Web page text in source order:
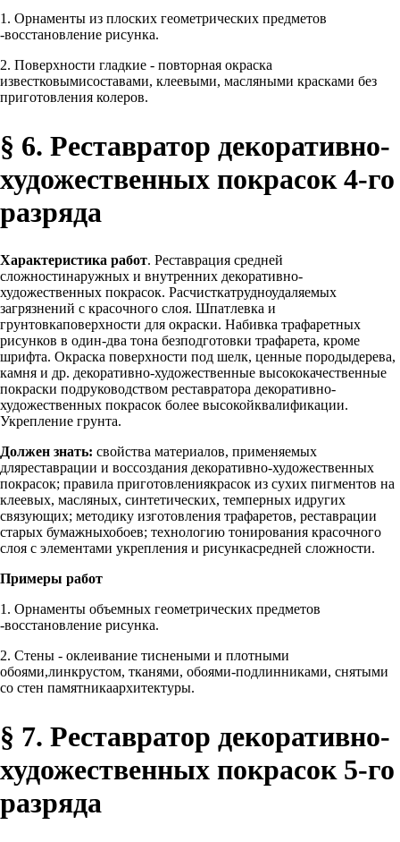
1. Орнаменты из плоских геометрических предметов
-восстановление рисунка.
2. Поверхности гладкие - повторная окраска
известковымисоставами, клеевыми, масляными красками без
приготовления колеров.
§ 6. Реставратор декоративно-
художественных покрасок 4-го
разряда
Характеристика работ. Реставрация средней
сложностинаружных и внутренних декоративно-
художественных покрасок. Расчисткатрудноудаляемых
загрязнений с красочного слоя. Шпатлевка и
грунтовкаповерхности для окраски. Набивка трафаретных
рисунков в один-два тона безподготовки трафарета, кроме
шрифта. Окраска поверхности под шелк, ценные породыдерева,
камня и др. декоративно-художественные высококачественные
покраски подруководством реставратора декоративно-
художественных покрасок более высокойквалификации.
Укрепление грунта.
Должен знать: свойства материалов, применяемых
дляреставрации и воссоздания декоративно-художественных
покрасок; правила приготовлениякрасок из сухих пигментов на
клеевых, масляных, синтетических, темперных идругих
связующих; методику изготовления трафаретов, реставрации
старых бумажныхобоев; технологию тонирования красочного
слоя с элементами укрепления и рисункасредней сложности.
Примеры работ
1. Орнаменты объемных геометрических предметов
-восстановление рисунка.
2. Стены - оклеивание тиснеными и плотными
обоями,линкрустом, тканями, обоями-подлинниками, снятыми
со стен памятникаархитектуры.
§ 7. Реставратор декоративно-
художественных покрасок 5-го
разряда